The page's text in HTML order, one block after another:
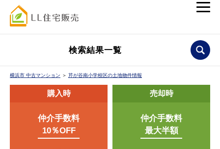
検索結果一覧
横浜市 中古マンション ＞ 芹が谷南小学校区の土地物件情報
購入時
仲介手数料
10％OFF
売却時
仲介手数料
最大半額